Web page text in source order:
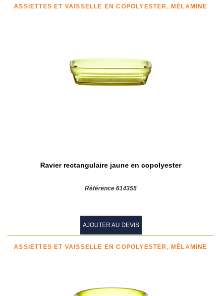
ASSIETTES ET VAISSELLE EN COPOLYESTER, MÉLAMINE
Ravier rectangulaire jaune en copolyester
Référence 614355
AJOUTER AU DEVIS
ASSIETTES ET VAISSELLE EN COPOLYESTER, MÉLAMINE